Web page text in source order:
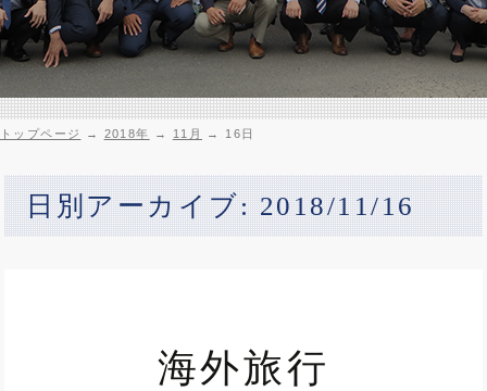
トップページ → 2018年 → 11月 → 16日
日別アーカイブ: 2018/11/16
海外旅行